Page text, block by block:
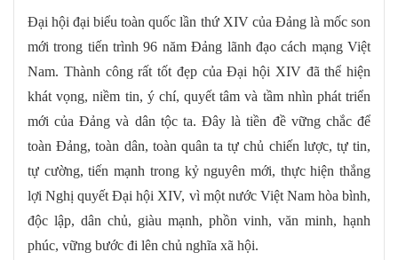
Đại hội đại biểu toàn quốc lần thứ XIV của Đảng là mốc son
mới trong tiến trình 96 năm Đảng lãnh đạo cách mạng Việt
Nam. Thành công rất tốt đẹp của Đại hội XIV đã thể hiện
khát vọng, niềm tin, ý chí, quyết tâm và tầm nhìn phát triển
mới của Đảng và dân tộc ta. Đây là tiền đề vững chắc để
toàn Đảng, toàn dân, toàn quân ta tự chủ chiến lược, tự tin,
tự cường, tiến mạnh trong kỷ nguyên mới, thực hiện thắng
lợi Nghị quyết Đại hội XIV, vì một nước Việt Nam hòa bình,
độc lập, dân chủ, giàu mạnh, phồn vinh, văn minh, hạnh
phúc, vững bước đi lên chủ nghĩa xã hội.